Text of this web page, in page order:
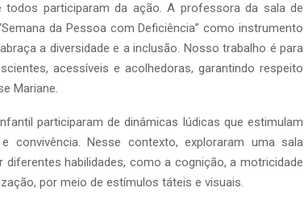
participaram da ação. A professora da sala de
da Pessoa com Deficiência” como instrumento
a diversidade e a inclusão. Nosso trabalho é para
acessíveis e acolhedoras, garantindo respeito
Mariane.
participaram de dinâmicas lúdicas que estimulam
Nesse contexto, exploraram uma sala
habilidades, como a cognição, a motricidade
por meio de estímulos táteis e visuais.